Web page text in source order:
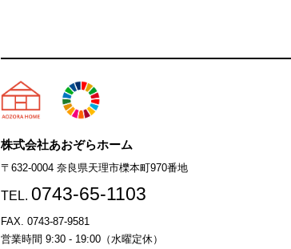
天理市の注文住宅は株式会社あおぞらホ
株式会社あおぞらホーム
〒632-0004 奈良県天理市櫟本町970番地
TEL. 0743-65-1103
FAX. 0743-87-9581
営業時間 9:30 - 19:00（水曜定休）